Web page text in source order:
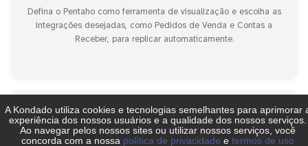
Defina o Pentaho como ferramenta de visualização e escolha as
integrações desejadas, como Pedidos de Venda e Contas a
Receber, para replicar automaticamente.
3